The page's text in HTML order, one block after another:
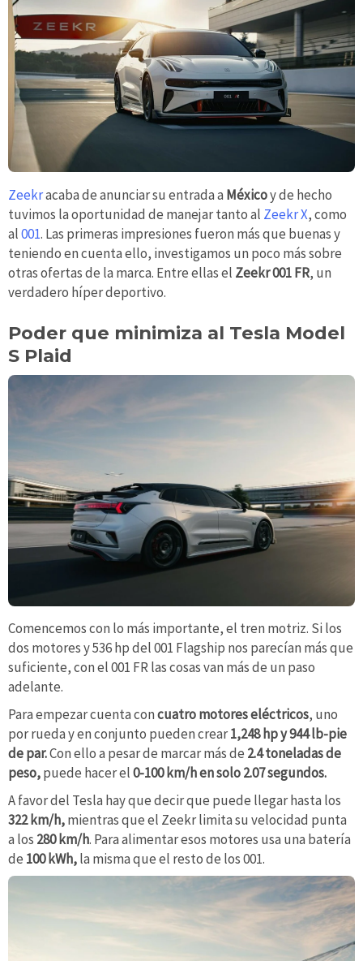
Zeekracaba de anunciar su entrada a Méxicoy de hecho
tuvimos la oportunidad de manejar tanto al Zeekr X, como
al001. Las primeras impresiones fueron más que buenas y
teniendo en cuenta ello, investigamos un poco más sobre
otras ofertas de la marca. Entre ellas el Zeekr 001 FR, un
verdadero híper deportivo.
Poder que minimiza al Tesla Model
S Plaid
Comencemos con lo más importante, el tren motriz. Si los
dos motores y 536 hp del 001 Flagship nos parecían más que
suficiente, con el 001 FR las cosas van más de un paso
adelante.
Para empezar cuenta concuatro motores eléctricos, uno
por rueda y en conjunto pueden crear1,248 hp y 944 lb-pie
de par.Con ello a pesar de marcar más de 2.4 toneladas de
peso,puede hacer el0-100 km/h en solo 2.07 segundos.
A favor del Tesla hay que decir que puede llegar hasta los
322 km/h,mientras que el Zeekr limita su velocidad punta
a los 280 km/h. Para alimentar esos motores usa una batería
de 100 kWh,la misma que el resto de los 001.